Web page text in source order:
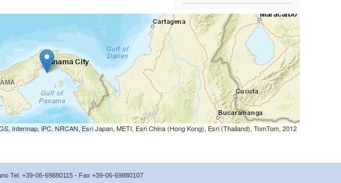
Intermap, iPC, NRCAN, Esri Japan, METI, Esri China (Hong Kong), Esri (Thailand), TomTom, 2012
Tel. +39-06-69880115 - Fax +39-06-69880107